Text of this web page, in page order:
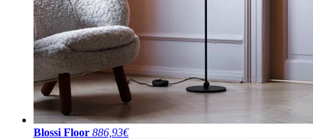
Blossi Floor 886,93€